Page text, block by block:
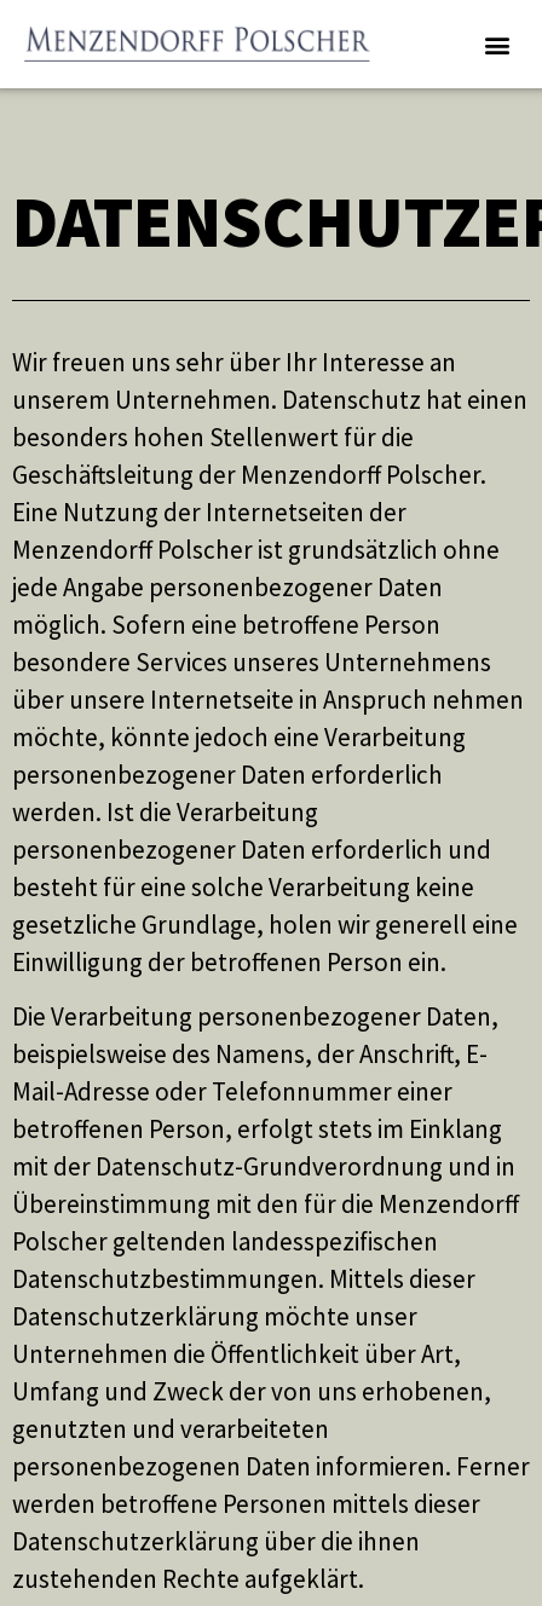
Wir freuen uns sehr über Ihr Interesse an
unserem Unternehmen. Datenschutz hat einen
besonders hohen Stellenwert für die
Geschäftsleitung der Menzendorff Polscher.
Eine Nutzung der Internetseiten der
Menzendorff Polscher ist grundsätzlich ohne
jede Angabe personenbezogener Daten
möglich. Sofern eine betroffene Person
besondere Services unseres Unternehmens
über unsere Internetseite in Anspruch nehmen
möchte, könnte jedoch eine Verarbeitung
personenbezogener Daten erforderlich
werden. Ist die Verarbeitung
personenbezogener Daten erforderlich und
besteht für eine solche Verarbeitung keine
gesetzliche Grundlage, holen wir generell eine
Einwilligung der betroffenen Person ein.
Die Verarbeitung personenbezogener Daten,
beispielsweise des Namens, der Anschrift, E-
Mail-Adresse oder Telefonnummer einer
betroffenen Person, erfolgt stets im Einklang
mit der Datenschutz-Grundverordnung und in
Übereinstimmung mit den für die Menzendorff
Polscher geltenden landesspezifischen
Datenschutzbestimmungen. Mittels dieser
Datenschutzerklärung möchte unser
Unternehmen die Öffentlichkeit über Art,
Umfang und Zweck der von uns erhobenen,
genutzten und verarbeiteten
personenbezogenen Daten informieren. Ferner
werden betroffene Personen mittels dieser
Datenschutzerklärung über die ihnen
zustehenden Rechte aufgeklärt.